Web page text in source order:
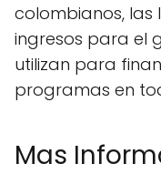
colombianos,
ingresos para el
utilizan para
programas en
Mas